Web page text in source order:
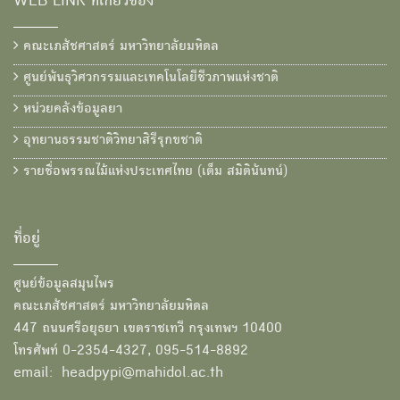
คณะเภสัชศาสตร์ มหาวิทยาลัยมหิดล
ศูนย์พันธุวิศวกรรมและเทคโนโลยีชีวภาพแห่งชาติ
หน่วยคลังข้อมูลยา
อุทยานธรรมชาติวิทยาสิรีรุกขชาติ
รายชื่อพรรณไม้แห่งประเทศไทย (เต็ม สมิตินันทน์)
ที่อยู่
ศูนย์ข้อมูลสมุนไพร
คณะเภสัชศาสตร์ มหาวิทยาลัยมหิดล
447 ถนนศรีอยุธยา เขตราชเทวี กรุงเทพฯ 10400
โทรศัพท์ 0-2354-4327, 095-514-8892
email: headpypi@mahidol.ac.th